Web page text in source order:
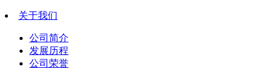
关于我们
公司简介
发展历程
公司荣誉